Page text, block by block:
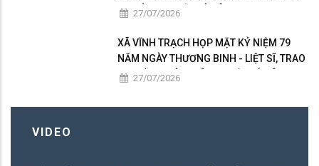
GIA ĐÌNH NGƯỜI CÓ CÔNG
27/07/2026
XÃ VĨNH TRẠCH HỌP MẶT KỶ NIỆM 79
NĂM NGÀY THƯƠNG BINH - LIỆT SĨ, TRAO
50 PHẦN QUÀ TRI ÂN NGƯỜI CÓ CÔNG
27/07/2026
VIDEO